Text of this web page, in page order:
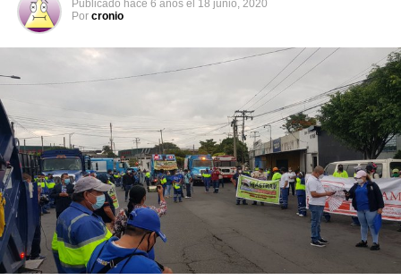
Publicado hace 6 años el 18 junio, 2020
Por cronio